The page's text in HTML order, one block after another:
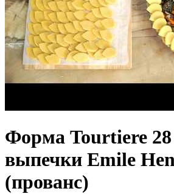
Форма Tourtiere
выпечки Emile
(прованс)